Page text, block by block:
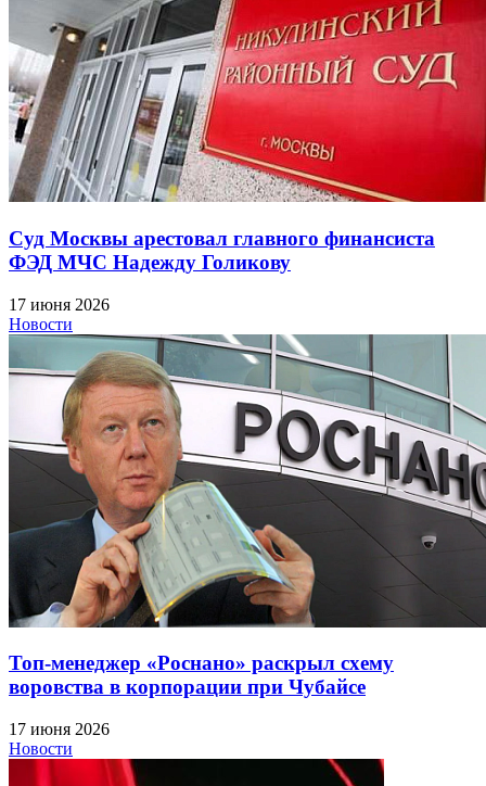
Суд Москвы арестовал главного финансиста
ФЭД МЧС Надежду Голикову
17 июня 2026
Новости
Топ-менеджер «Роснано» раскрыл схему
воровства в корпорации при Чубайсе
17 июня 2026
Новости